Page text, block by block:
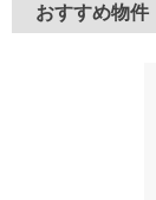
おすすめ物件